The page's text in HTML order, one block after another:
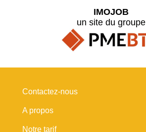
IMOJOB
un site du groupe
Contactez-nous
A propos
Notre tarif